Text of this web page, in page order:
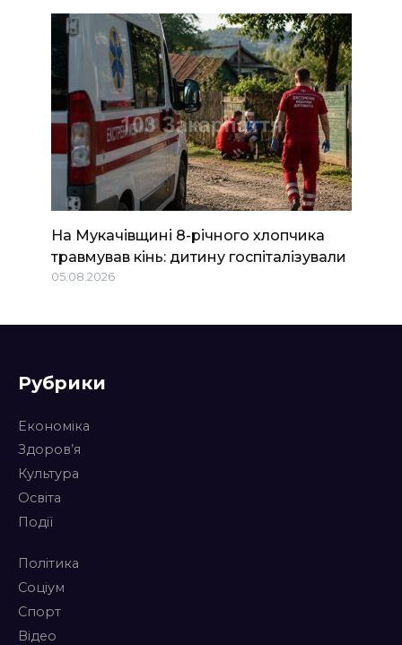
На Мукачівщині 8-річного хлопчика
травмував кінь: дитину госпіталізували
05.08.2026
Рубрики
Економіка
Здоров’я
Культура
Освіта
Події
Політика
Соціум
Спорт
Відео